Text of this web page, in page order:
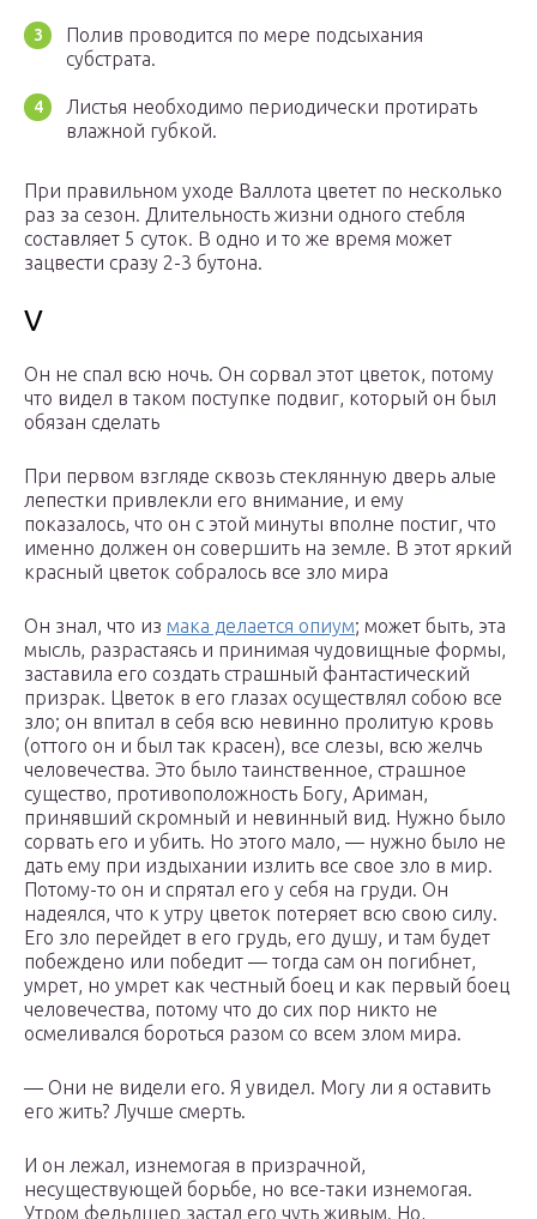
Полив проводится по мере подсыхания
субстрата.
Листья необходимо периодически протирать
влажной губкой.
При правильном уходе Валлота цветет по несколько
раз за сезон. Длительность жизни одного стебля
составляет 5 суток. В одно и то же время может
зацвести сразу 2-3 бутона.
V
Он не спал всю ночь. Он сорвал этот цветок, потому
что видел в таком поступке подвиг, который он был
обязан сделать
При первом взгляде сквозь стеклянную дверь алые
лепестки привлекли его внимание, и ему
показалось, что он с этой минуты вполне постиг, что
именно должен он совершить на земле. В этот яркий
красный цветок собралось все зло мира
Он знал, что из мака делается опиум; может быть, эта
мысль, разрастаясь и принимая чудовищные формы,
заставила его создать страшный фантастический
призрак. Цветок в его глазах осуществлял собою все
зло; он впитал в себя всю невинно пролитую кровь
(оттого он и был так красен), все слезы, всю желчь
человечества. Это было таинственное, страшное
существо, противоположность Богу, Ариман,
принявший скромный и невинный вид. Нужно было
сорвать его и убить. Но этого мало, — нужно было не
дать ему при издыхании излить все свое зло в мир.
Потому-то он и спрятал его у себя на груди. Он
надеялся, что к утру цветок потеряет всю свою силу.
Его зло перейдет в его грудь, его душу, и там будет
побеждено или победит — тогда сам он погибнет,
умрет, но умрет как честный боец и как первый боец
человечества, потому что до сих пор никто не
осмеливался бороться разом со всем злом мира.
— Они не видели его. Я увидел. Могу ли я оставить
его жить? Лучше смерть.
И он лежал, изнемогая в призрачной,
несуществующей борьбе, но все-таки изнемогая.
Утром фельдшер застал его чуть живым. Но,